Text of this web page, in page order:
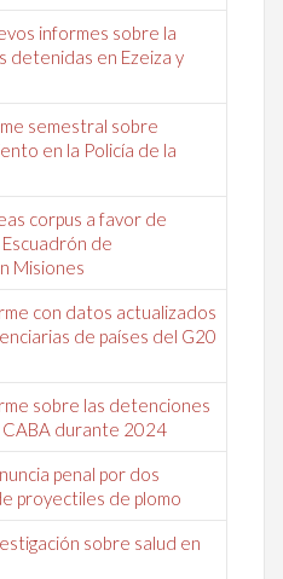
informes sobre la
detenidas en Ezeiza y
semestral sobre
en la Policía de la
corpus a favor de
de
Misiones
con datos actualizados
de países del G20
sobre las detenciones
CABA durante 2024
penal por dos
proyectiles de plomo
sobre salud en